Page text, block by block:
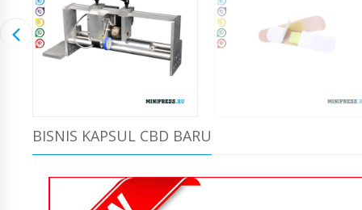
BISNIS KAPSUL CBD BARU